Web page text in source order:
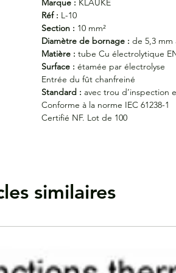
Marque : KLAUKE
Réf : L-10
Section : 10 mm²
Diamètre de bornage : de 5,3 mm
Matière : tube Cu électrolytique
Surface : étamée par électrolyse
Entrée du fût chanfreiné
Standard : avec trou d’inspection
Conforme à la norme IEC 61238-1
Certifié NF. Lot de 100
similaires